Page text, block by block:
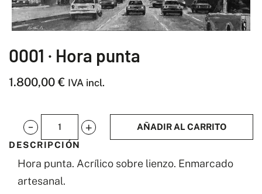
0001 · Hora punta
1.800,00€ IVA incl.
0001
·
Hora
punta
AÑADIR AL CARRITO
DESCRIPCIÓN
Hora punta. Acrílico sobre lienzo. Enmarcado
artesanal.